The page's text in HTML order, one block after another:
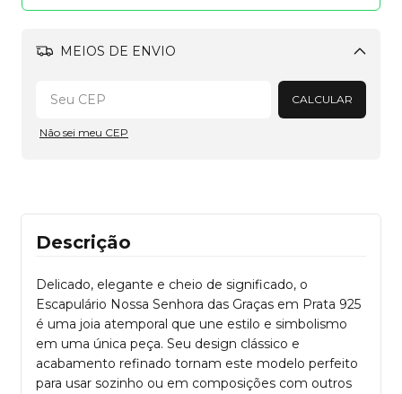
MEIOS DE ENVIO
Alterar CEP
CALCULAR
Não sei meu CEP
Descrição
Delicado, elegante e cheio de significado, o
Escapulário Nossa Senhora das Graças em Prata 925
é uma joia atemporal que une estilo e simbolismo
em uma única peça. Seu design clássico e
acabamento refinado tornam este modelo perfeito
para usar sozinho ou em composições com outros